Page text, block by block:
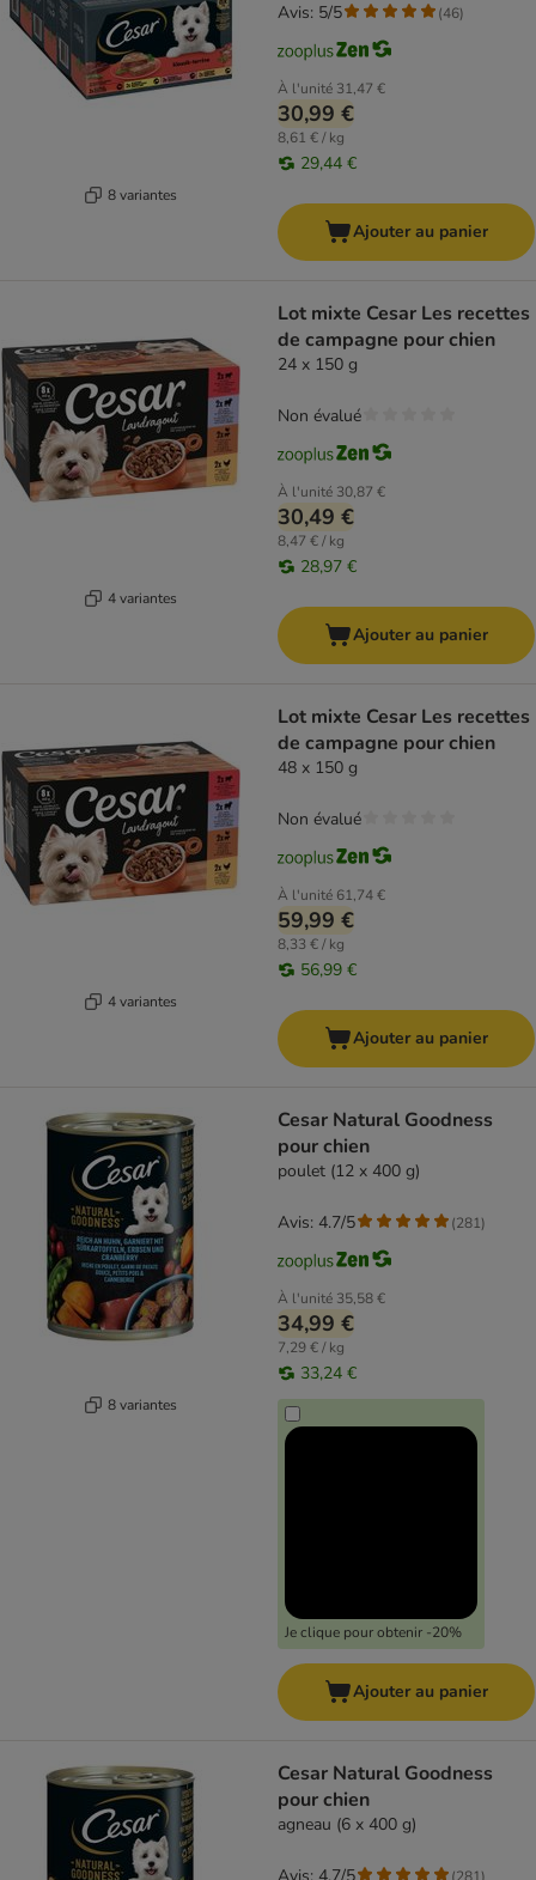
8 variantes
À l'unité 31,47 €
30,99 €
8,61 € / kg
29,44 €
Avis: 5/5 (46)
Ajouter au panier
4 variantes
Lot mixte Cesar Les recettes
de campagne pour chien
24 x 150 g
À l'unité 30,87 €
30,49 €
8,47 € / kg
28,97 €
Non évalué
Ajouter au panier
4 variantes
Lot mixte Cesar Les recettes
de campagne pour chien
48 x 150 g
À l'unité 61,74 €
59,99 €
8,33 € / kg
56,99 €
Non évalué
Ajouter au panier
8 variantes
Cesar Natural Goodness
pour chien
poulet (12 x 400 g)
À l'unité 35,58 €
34,99 €
7,29 € / kg
33,24 €
Je clique pour obtenir -20%
Avis: 4.7/5 (281)
Ajouter au panier
Cesar Natural Goodness
pour chien
agneau (6 x 400 g)
(281)